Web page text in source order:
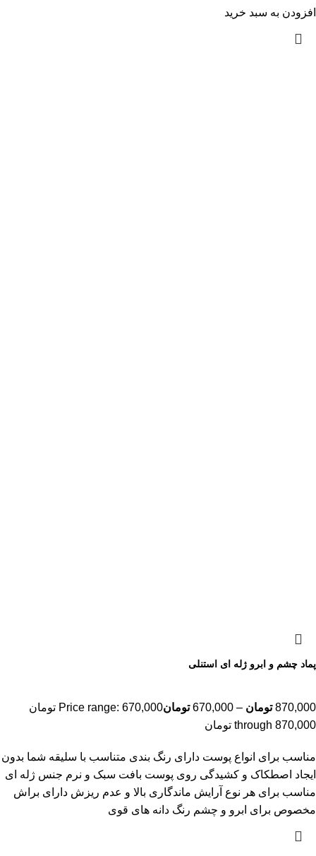
افزودن به سبد خرید
پماد چشم و ابرو ژله ای استنلی
870,000 تومان –
670,000 تومان
Price range: 670,000 تومان
through 870,000 تومان
مناسب برای انواع پوست دارای رنگ بندی متناسب با سلیقه شما بدون
ایجاد اصطکاک و کشیدگی روی پوست بافت سبک و نرم جنس ژله ای
مناسب برای هر نوع آرایش ماندگاری بالا و عدم ریزش دارای براش
مخصوص برای ابرو و چشم رنگ دانه های قوی